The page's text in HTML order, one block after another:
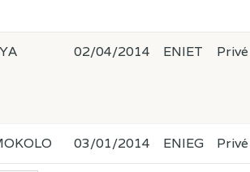
02/04/2014 ENIET Privé
03/01/2014 ENIEG Privé